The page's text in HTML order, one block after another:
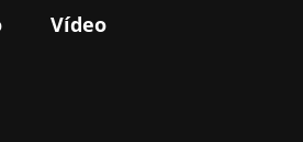
Vídeo